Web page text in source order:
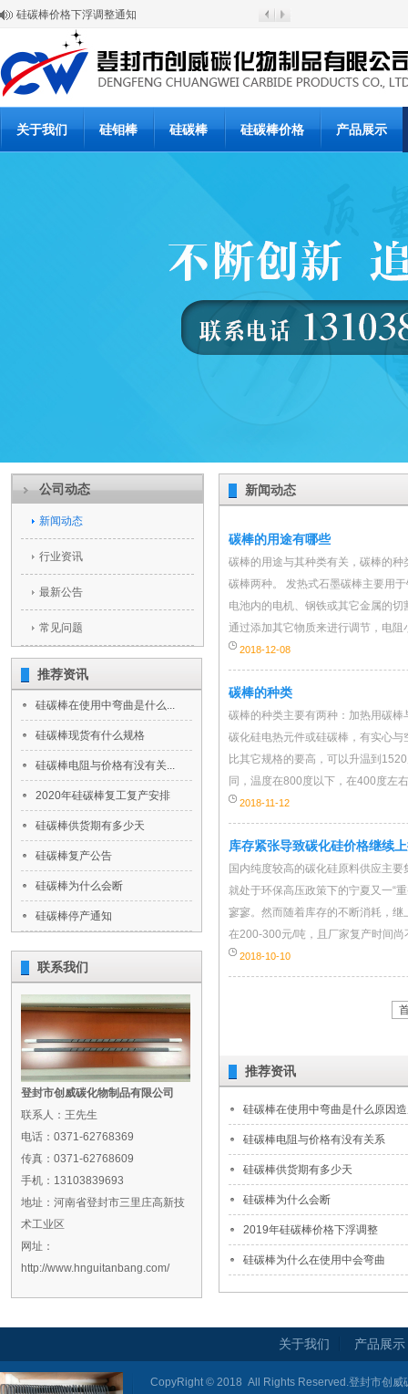
硅碳棒价格下浮调整通知
放假与开工通知
硅碳棒涨价通知
登封市创威高温材料有限公司
6月20日硅碳棒批发价格
6月19日硅碳棒价格
硅碳棒复产公告
硅碳棒停产通知
关于我们 硅钼棒 硅碳棒 硅碳棒价格 产品展示
公司动态
新闻动态
行业资讯
最新公告
常见问题
推荐资讯
硅碳棒在使用中弯曲是什么...
硅碳棒现货有什么规格
硅碳棒电阻与价格有没有关...
2020年硅碳棒复工复产安排
硅碳棒供货期有多少天
硅碳棒复产公告
硅碳棒为什么会断
硅碳棒停产通知
联系我们
登封市创威碳化物制品有限公司
联系人：王先生
电话：0371-62768369
传真：0371-62768609
手机：13103839693
地址：河南省登封市三里庄高新技
术工业区
网址：
http://www.hnguitanbang.com/
新闻动态
碳棒的用途有哪些
碳棒的用途与其种类有关，碳棒的
碳棒两种。 发热式石墨碳棒主要用
电池内的电机、钢铁或其它金属的
通过添加其它物质来进行调节，电阻
2018-12-08
碳棒的种类
碳棒的种类主要有两种：加热用碳
碳化硅电热元件或硅碳棒，有实心
比其它规格的要高，可以升温到
同，温度在800度以下，在400度左
2018-11-12
库存紧张导致碳化硅价格继续
国内纯度较高的碳化硅原料供应主
就处于环保高压政策下的宁夏又一“
寥寥。然而随着库存的不断消耗，
在200-300元/吨，且厂家复产时间
2018-10-10
推荐资讯
硅碳棒在使用中弯曲是什么原因
硅碳棒电阻与价格有没有关系
硅碳棒供货期有多少天
硅碳棒为什么会断
2019年硅碳棒价格下浮调整
硅碳棒为什么在使用中会弯曲
关于我们 产品展示
CopyRight © 2018 All Rights Reserved.登封市创威